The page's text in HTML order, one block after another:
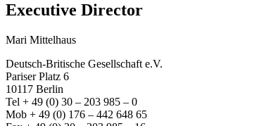
Executive Director
Mari Mittelhaus
Deutsch-Britische Gesellschaft e.V.
Pariser Platz 6
10117 Berlin
Tel + 49 (0) 30 – 203 985 – 0
Mob + 49 (0) 176 – 442 648 65